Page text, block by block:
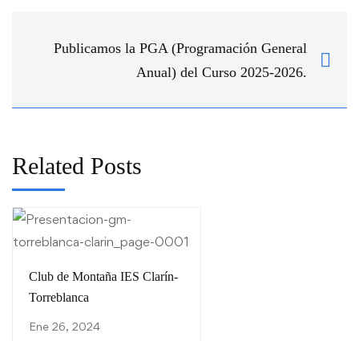
Publicamos la PGA (Programación General
Anual) del Curso 2025-2026.
Related Posts
Club de Montaña IES Clarín-
Torreblanca
Ene 26, 2024